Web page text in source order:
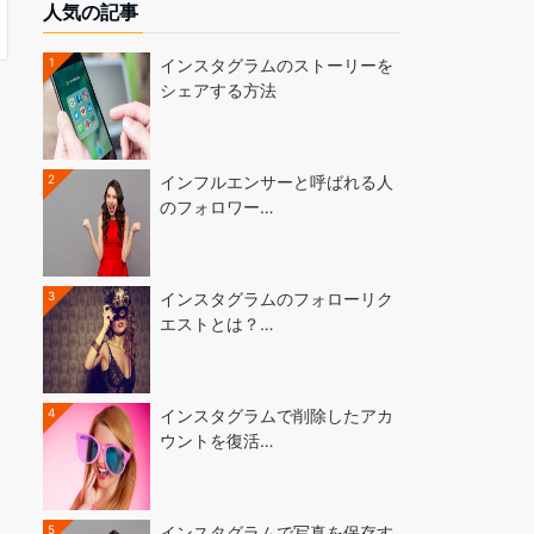
人気の記事
1
インスタグラムのストーリーを
シェアする方法
2
インフルエンサーと呼ばれる人
のフォロワー…
3
インスタグラムのフォローリク
エストとは？…
4
インスタグラムで削除したアカ
ウントを復活…
5